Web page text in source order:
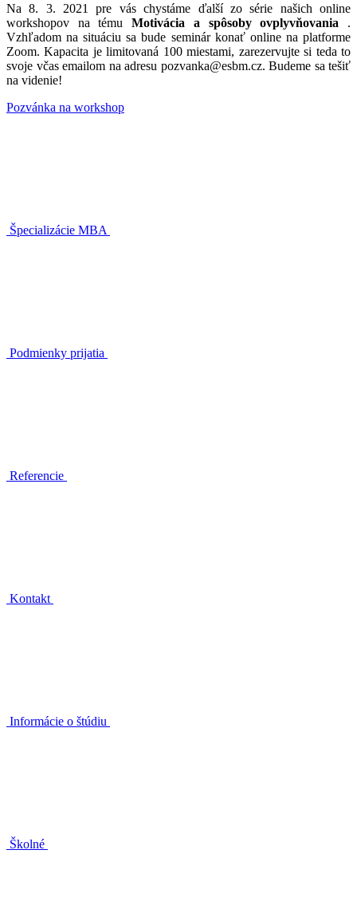
Na 8. 3. 2021 pre vás chystáme ďalší zo série našich online
workshopov na témuMotivácia a spôsoby ovplyvňovania .
Vzhľadom na situáciu sa bude seminár konať online na platforme
Zoom. Kapacita je limitovaná 100 miestami, zarezervujte si teda to
svoje včas emailom na adresu pozvanka@esbm.cz. Budeme sa tešiť
na videnie!
Pozvánka na workshop
Špecializácie MBA
Podmienky prijatia
Referencie
Kontakt
Informácie o štúdiu
Školné